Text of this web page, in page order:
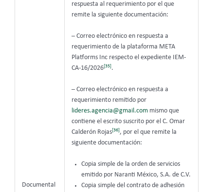
Documental
respuesta al requerimiento por el que
remite la siguiente documentación:
– Correo electrónico en respuesta a
requerimiento de la plataforma META
Platforms Inc respecto el expediente IEM-
CA-16/2026[35].
– Correo electrónico en respuesta a
requerimiento remitido por
lideres.agencia@gmail.commismo que
contiene el escrito suscrito por el C. Omar
Calderón Rojas[36], por el que remite la
siguiente documentación:
Copia simple de la orden de servicios
emitido por Naranti México, S.A. de C.V.
Copia simple del contrato de adhesión